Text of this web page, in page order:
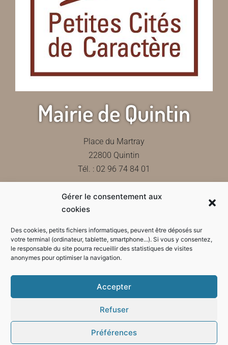
Gérer le consentement aux
cookies
Des cookies, petits fichiers informatiques, peuvent être déposés sur
votre terminal (ordinateur, tablette, smartphone...). Si vous y consentez,
le responsable du site pourra recueillir des statistiques de visites
anonymes pour optimiser la navigation.
Accepter
Refuser
Préférences
Mairie de Quintin
Place du Martray
22800 Quintin
Tél. : 02 96 74 84 01
Contactez-nous
Horaires d'ouverture de la mairie